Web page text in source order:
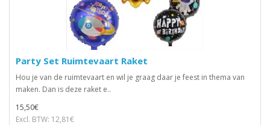
Party Set Ruimtevaart Raket
Hou je van de ruimtevaart en wil je graag daar je feest in thema van
maken. Dan is deze raket e..
15,50€
Excl. BTW: 12,81€